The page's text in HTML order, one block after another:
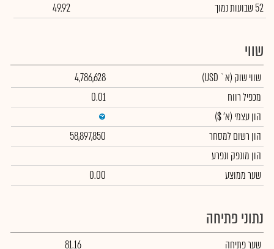
52 שבועות נמוך
49.92
שווי
שווי שוק (א` USD)
4,786,628
מכפיל רווח
0.01
הון עצמי (א' $)
הון רשום למסחר
58,897,850
הון מונפק ונפרע
שער ממוצע
0.00
נתוני פתיחה
שער פתיחה 81.16